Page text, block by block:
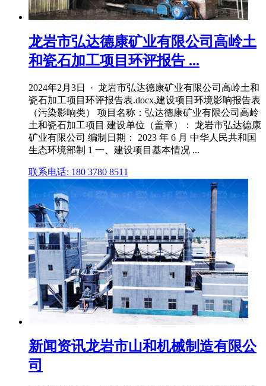
龙岩市弘达德康矿业有限公司高岭土
和瓷石加工项目环评报告 ...
2024年2月3日 · 龙岩市弘达德康矿业有限公司高岭土和
瓷石加工项目环评报告表.docx,建设项目环境影响报告表
（污染影响类） 项目名称：弘达德康矿业有限公司高岭
土和瓷石加工项目 建设单位（盖章）： 龙岩市弘达德康
矿业有限公司 编制日期： 2023 年 6 月 中华人民共和国
生态环境部制 1 一、建设项目基本情况 ...
联系电话: 180 3780 8511
新闻资讯龙岩市山和机械制造有限公
司